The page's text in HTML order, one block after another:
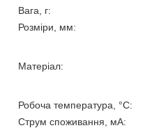
Вага, г:
Розміри, мм:
Матеріал:
Робоча температура, °C:
Струм споживання, мА: